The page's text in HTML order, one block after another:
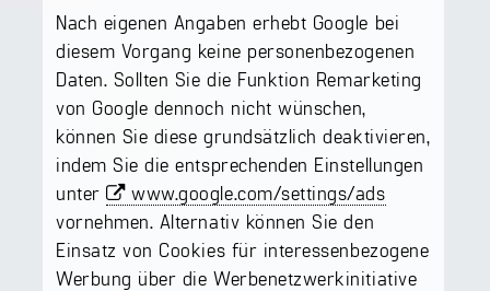
Nach eigenen Angaben erhebt Google bei
diesem Vorgang keine personenbezogenen
Daten. Sollten Sie die Funktion Remarketing
von Google dennoch nicht wünschen,
können Sie diese grundsätzlich deaktivieren,
indem Sie die entsprechenden Einstellungen
unter
www.google.com/settings/ads
vornehmen. Alternativ können Sie den
Einsatz von Cookies für interessenbezogene
Werbung über die Werbenetzwerkinitiative